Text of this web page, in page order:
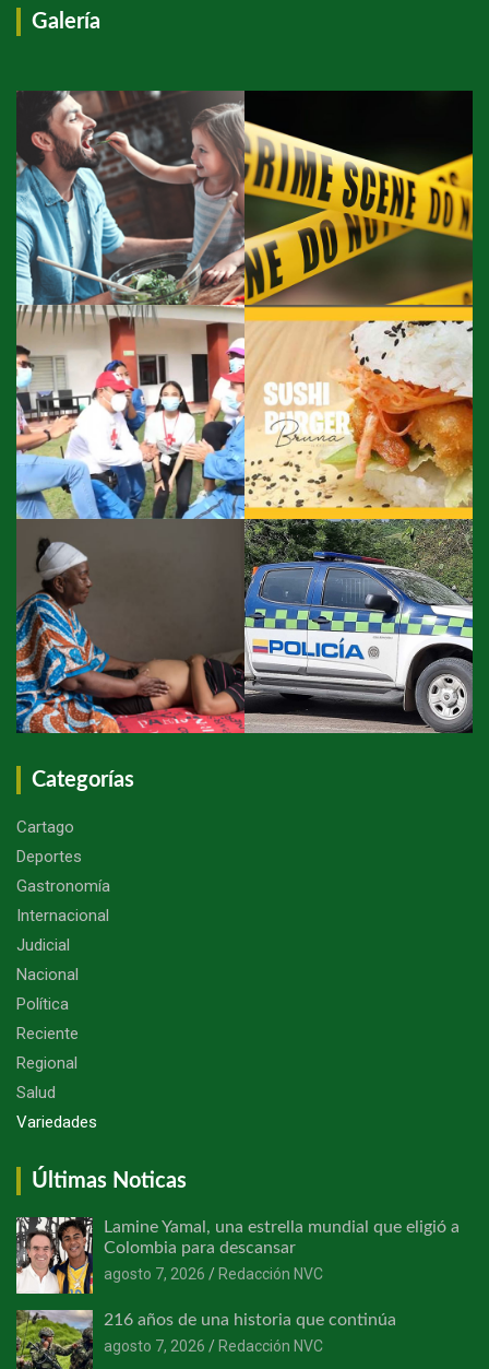
Galería
Categorías
Cartago
Deportes
Gastronomía
Internacional
Judicial
Nacional
Política
Reciente
Regional
Salud
Variedades
Últimas Noticas
Lamine Yamal, una estrella mundial que eligió a
Colombia para descansar
agosto 7, 2026
Redacción NVC
216 años de una historia que continúa
agosto 7, 2026
Redacción NVC